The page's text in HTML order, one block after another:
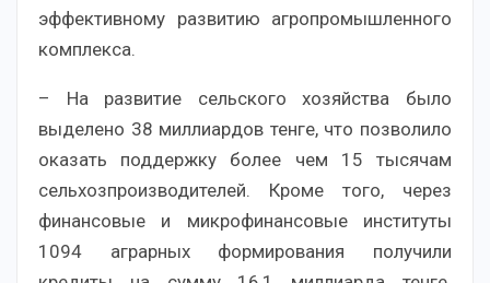
эффективному развитию агропромышленного
комплекса.
– На развитие сельского хозяйства было
выделено 38 миллиардов тенге, что позволило
оказать поддержку более чем 15 тысячам
сельхозпроизводителей. Кроме того, через
финансовые и микрофинансовые институты
1094 аграрных формирования получили